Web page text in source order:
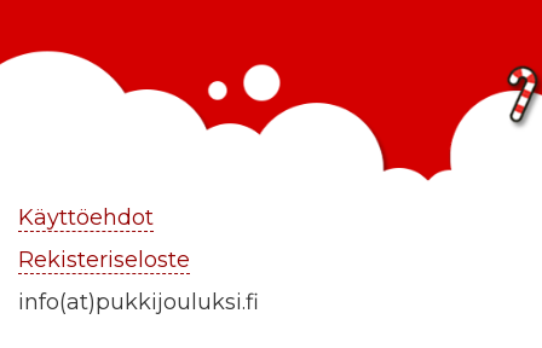
Käyttöehdot
Rekisteriseloste
info(at)pukkijouluksi.fi